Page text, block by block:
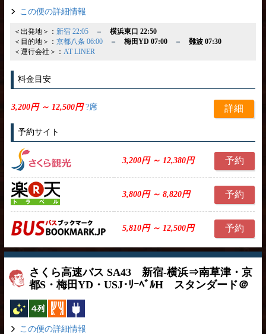
この便の詳細情報
＜出発地＞： 新宿 22:05＝ 横浜東口 22:50
＜目的地＞： 京都八条 06:00＝ 梅田YD 07:00＝ 難波 07:30
＜運行会社＞： AT LINER
料金目安
3,200円 ～ 12,500円?席 詳細
予約サイト
3,200円 ～ 12,380円 予約
3,800円 ～ 8,820円 予約
5,810円 ～ 12,500円 予約
さくら高速バス SA43 新宿-横浜⇒南草津・京
都S・梅田YD・USJ･ﾘｰﾍﾞﾙH スタンダード＠
夜行バス
横4列 カーテン
この便の詳細情報